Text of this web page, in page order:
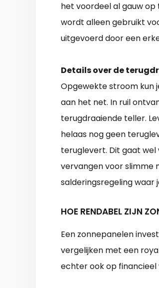
het voordeel al gauw op
wordt alleen gebruikt
uitgevoerd door een
Details over de
Opgewekte stroom kun
aan het net. In ruil
terugdraaiende teller.
helaas nog geen
teruglevert. Dit gaat
vervangen voor slimme
salderingsregeling waar
HOE RENDABEL ZIJN
Een zonnepanelen
vergelijken met een
echter ook op financieel